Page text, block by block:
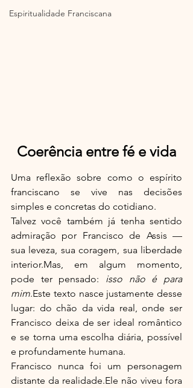
Espiritualidade Franciscana
Coerência entre fé e vida
Uma reflexão sobre como o espírito
franciscano se vive nas decisões
simples e concretas do cotidiano.
Talvez você também já tenha sentido
admiração por Francisco de Assis —
sua leveza, sua coragem, sua liberdade
interior.Mas, em algum momento,
pode ter pensado: isso não é para
mim.Este texto nasce justamente desse
lugar: do chão da vida real, onde ser
Francisco deixa de ser ideal romântico
e se torna uma escolha diária, possível
e profundamente humana.
Francisco nunca foi um personagem
distante da realidade.Ele não viveu fora